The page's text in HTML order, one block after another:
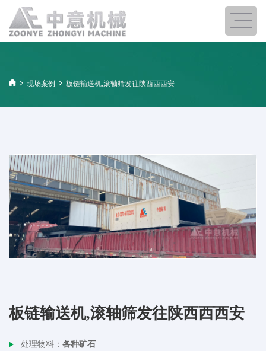
现场案例 板链输送机,滚轴筛发往陕西西西安
板链输送机,滚轴筛发往陕西西西安
处理物料： 各种矿石